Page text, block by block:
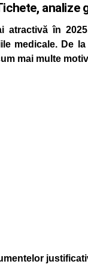
atractivă în
medicale. De
mai multe